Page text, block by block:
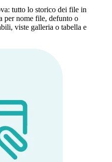
tutto lo storico dei file in
per nome file, defunto o
viste galleria o tabella e